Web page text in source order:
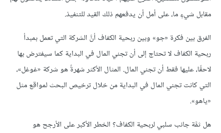
مقابل شيءٍ ما، على أمل أن يدفعهم ذلك القيد للتنفيذ.
الفرق بين فكرة «جو» وبين ربحية الكفاف أنَّ الشركة التي تعمل بمبدأ
ربحية الكفاف لا تحتاج إلى أن تجني المال في البداية كما سيفترض بها
لاحقًا، عليها فقط أن تجني المال. المثال الأكثر شهرةً هو شركة «غوغل»،
التي كانت تجني المال في البداية من خلال ترخيص البحث لمواقع مثل
«ياهو».
هل ثمَّة جانب سلبي لربحية الكفاف؟ الخطر الأكبر على الأرجح هو